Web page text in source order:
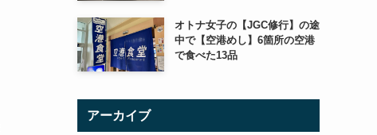
オトナ女子の【JGC修行】の途
中で【空港めし】6箇所の空港
で食べた13品
アーカイブ